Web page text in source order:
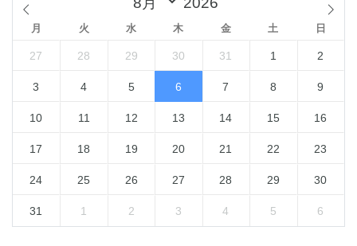
月 火 水 木 金 土 日
27 28 29 30 31 1 2
3 4 5 6 7 8 9
10 11 12 13 14 15 16
17 18 19 20 21 22 23
24 25 26 27 28 29 30
31 1 2 3 4 5 6